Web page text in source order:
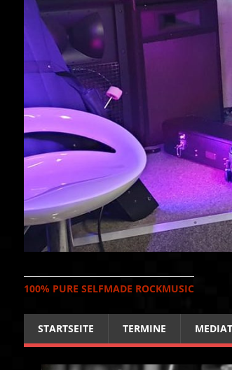
100% PURE SELFMADE ROCKMUSIC
STARTSEITE TERMINE